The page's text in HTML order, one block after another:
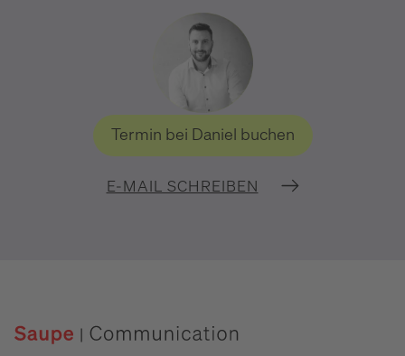
Termin bei Daniel buchen
E-MAIL SCHREIBEN